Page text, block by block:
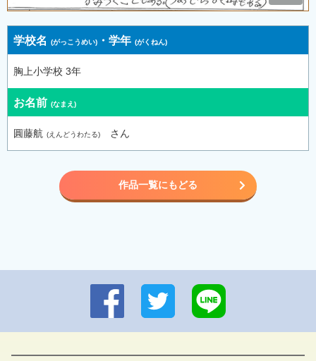
学校名 ・学年
胸上小学校 3年
お名前
圓藤航 さん
作品一覧にもどる